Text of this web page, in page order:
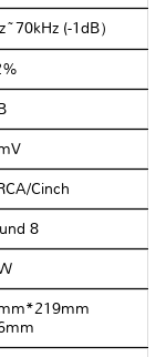
(-1dB）
Cinch
8 Ω